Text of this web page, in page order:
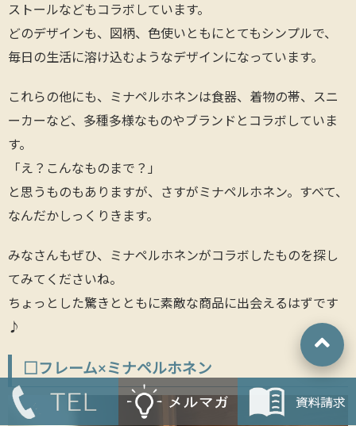
ストールなどもコラボしています。
どのデザインも、図柄、色使いともにとてもシンプルで、
毎日の生活に溶け込むようなデザインになっています。
これらの他にも、ミナペルホネンは食器、着物の帯、スニ
ーカーなど、多種多様なものやブランドとコラボしていま
す。
「え？こんなものまで？」
と思うものもありますが、さすがミナペルホネン。すべて、
なんだかしっくりきます。
みなさんもぜひ、ミナペルホネンがコラボしたものを探し
てみてくださいね。
ちょっとした驚きとともに素敵な商品に出会えるはずです
♪
□フレーム×ミナペルホネン